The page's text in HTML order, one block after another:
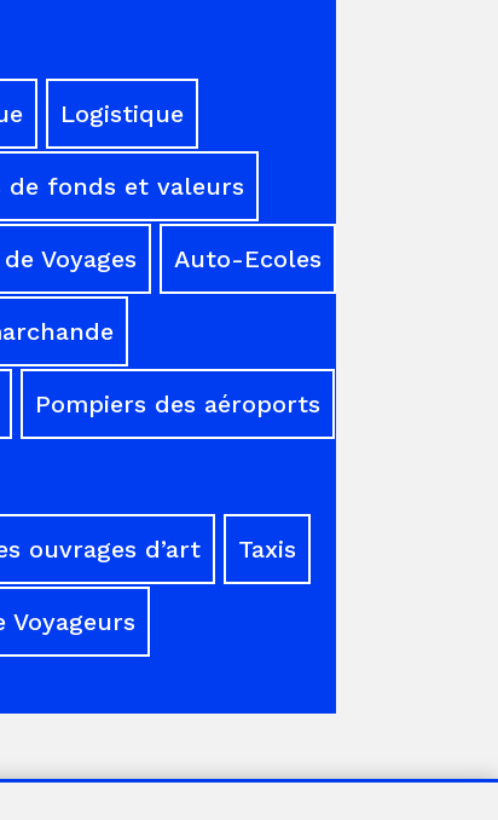
Logistique
de fonds et valeurs
Voyages Auto-Ecoles
Pompiers des aéroports
ouvrages d’art Taxis
Voyageurs